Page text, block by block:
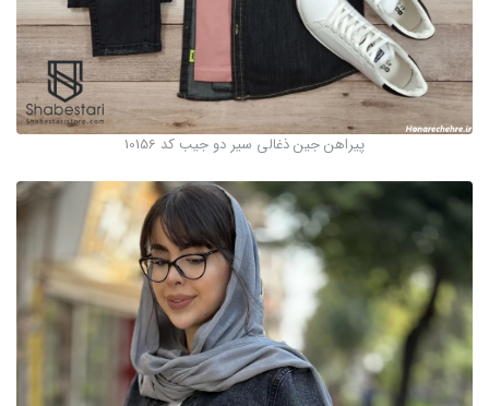
پیراهن جین ذغالی سیر دو جیب کد 10156